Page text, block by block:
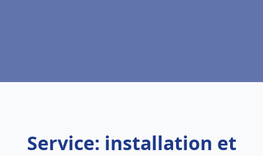
Service: installation et